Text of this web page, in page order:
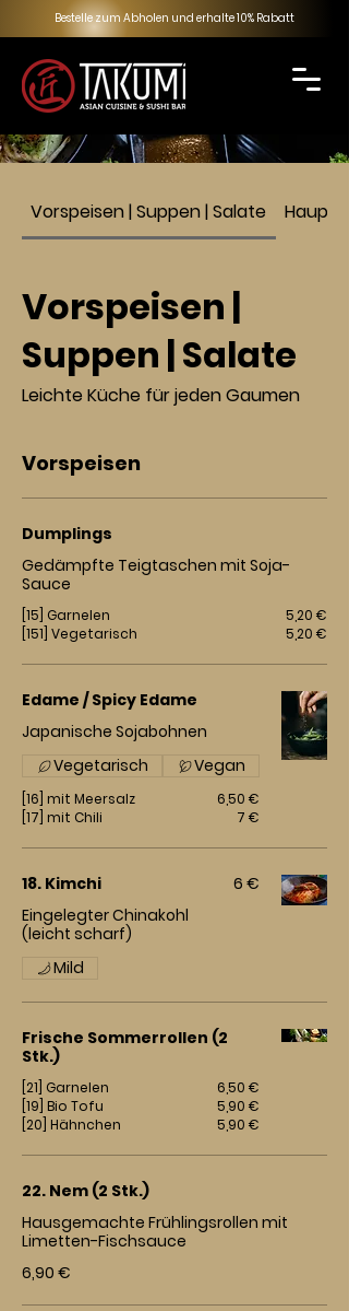
Bestelle zum Abholen und erhalte 10% Rabatt
Vorspeisen | Suppen | Salate
Vorspeisen |
Suppen | Salate
Leichte Küche für jeden Gaumen
Vorspeisen
Dumplings
Gedämpfte Teigtaschen mit Soja-
Sauce
[15] Garnelen
5,20 €
[151] Vegetarisch
5,20 €
Edame / Spicy Edame
Japanische Sojabohnen
[16] mit Meersalz
6,50 €
[17] mit Chili
7 €
Vegetarisch Vegan
18. Kimchi
Eingelegter Chinakohl
(leicht scharf)
6 €
Mild
Frische Sommerrollen (2
Stk.)
[21] Garnelen
6,50 €
[19] Bio Tofu
5,90 €
[20] Hähnchen
5,90 €
22. Nem (2 Stk.)
Hausgemachte Frühlingsrollen mit
Limetten-Fischsauce
6,90 €